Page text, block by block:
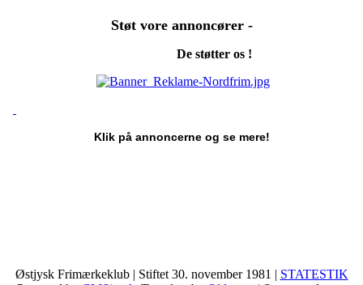
Støt vore annoncører -
De støtter os !
Klik på annoncerne og se mere!
Østjysk Frimærkeklub | Stiftet 30. november 1981 | STATESTIK